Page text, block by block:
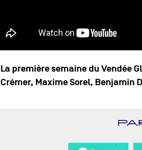
La première semaine du Vendée
Crémer, Maxime Sorel, Benjamin